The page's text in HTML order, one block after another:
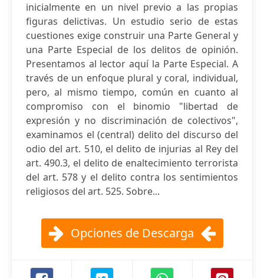
inicialmente en un nivel previo a las propias
figuras delictivas. Un estudio serio de estas
cuestiones exige construir una Parte General y
una Parte Especial de los delitos de opinión.
Presentamos al lector aquí la Parte Especial. A
través de un enfoque plural y coral, individual,
pero, al mismo tiempo, común en cuanto al
compromiso con el binomio "libertad de
expresión y no discriminación de colectivos",
examinamos el (central) delito del discurso del
odio del art. 510, el delito de injurias al Rey del
art. 490.3, el delito de enaltecimiento terrorista
del art. 578 y el delito contra los sentimientos
religiosos del art. 525. Sobre...
Opciones de Descarga